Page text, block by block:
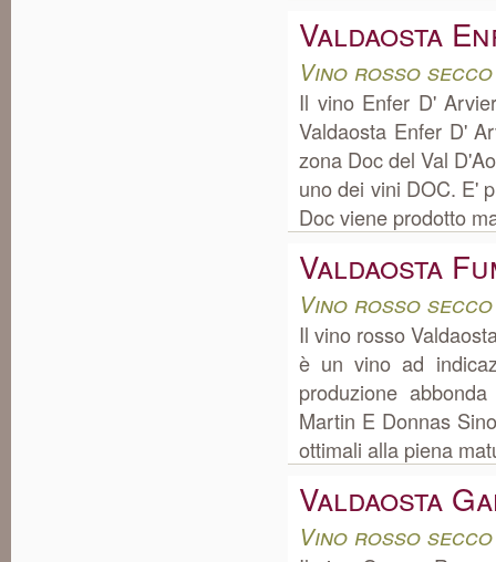
Valdaosta
Vino rosso
Il vino Enfer D'
Valdaosta Enfer D'
zona Doc del Val
uno dei vini DOC. E'
Doc viene prodotto
Valdaosta
Vino rosso
Il vino rosso
è un vino ad
produzione
Martin E Donnas
ottimali alla piena
Valdaosta
Vino rosso